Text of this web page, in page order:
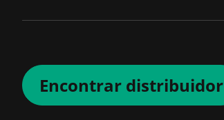
Encontrar distribuidor